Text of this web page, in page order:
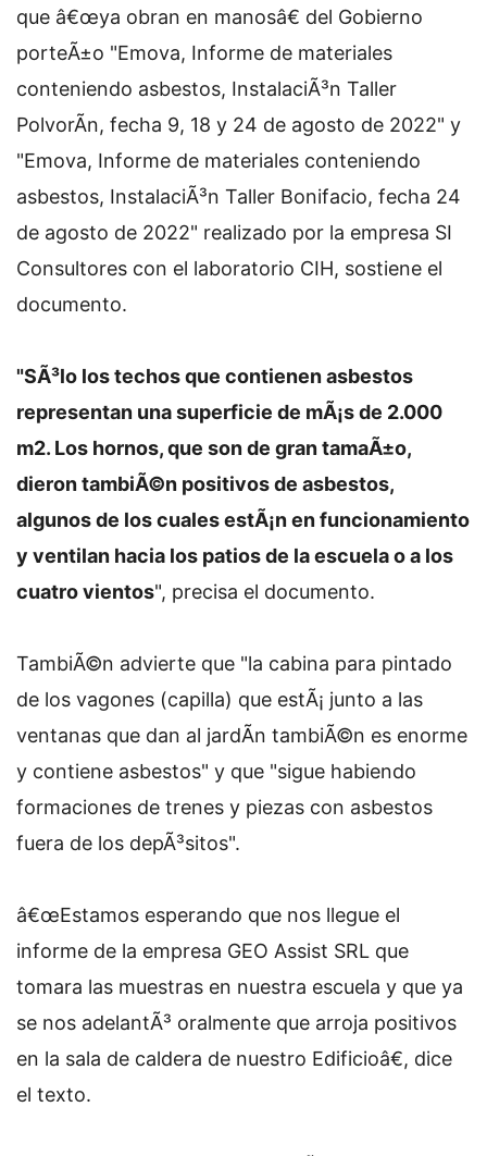
que â€œya obran en manosâ€ del Gobierno
porteÃ±o "Emova, Informe de materiales
conteniendo asbestos, InstalaciÃ³n Taller
PolvorÃ­n, fecha 9, 18 y 24 de agosto de 2022" y
"Emova, Informe de materiales conteniendo
asbestos, InstalaciÃ³n Taller Bonifacio, fecha 24
de agosto de 2022" realizado por la empresa SI
Consultores con el laboratorio CIH, sostiene el
documento.
"SÃ³lo los techos que contienen asbestos
representan una superficie de mÃ¡s de 2.000
m2. Los hornos, que son de gran tamaÃ±o,
dieron tambiÃ©n positivos de asbestos,
algunos de los cuales estÃ¡n en funcionamiento
y ventilan hacia los patios de la escuela o a los
cuatro vientos", precisa el documento.
TambiÃ©n advierte que "la cabina para pintado
de los vagones (capilla) que estÃ¡ junto a las
ventanas que dan al jardÃ­n tambiÃ©n es enorme
y contiene asbestos" y que "sigue habiendo
formaciones de trenes y piezas con asbestos
fuera de los depÃ³sitos".
â€œEstamos esperando que nos llegue el
informe de la empresa GEO Assist SRL que
tomara las muestras en nuestra escuela y que ya
se nos adelantÃ³ oralmente que arroja positivos
en la sala de caldera de nuestro Edificioâ€, dice
el texto.